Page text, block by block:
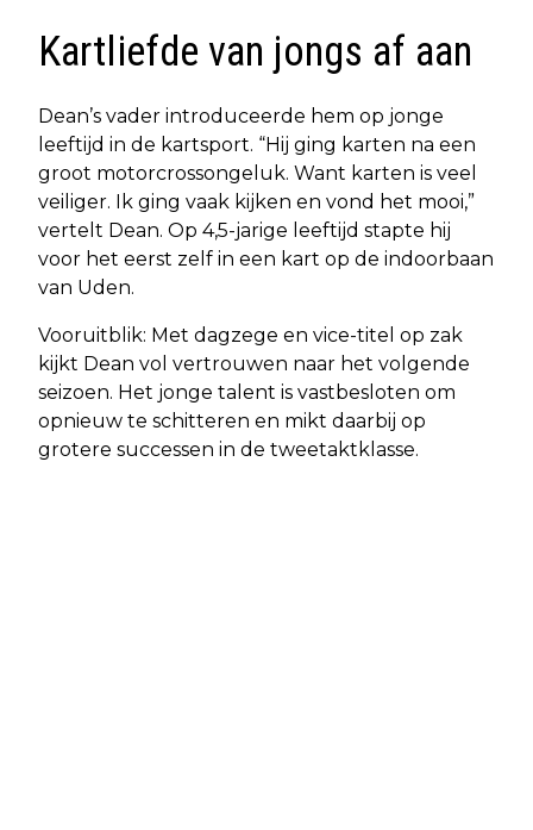
Kartliefde van jongs af aan
Dean’s vader introduceerde hem op jonge
leeftijd in de kartsport. “Hij ging karten na een
groot motorcrossongeluk. Want karten is veel
veiliger. Ik ging vaak kijken en vond het mooi,”
vertelt Dean. Op 4,5-jarige leeftijd stapte hij
voor het eerst zelf in een kart op de indoorbaan
van Uden.
Vooruitblik: Met dagzege en vice-titel op zak
kijkt Dean vol vertrouwen naar het volgende
seizoen. Het jonge talent is vastbesloten om
opnieuw te schitteren en mikt daarbij op
grotere successen in de tweetaktklasse.